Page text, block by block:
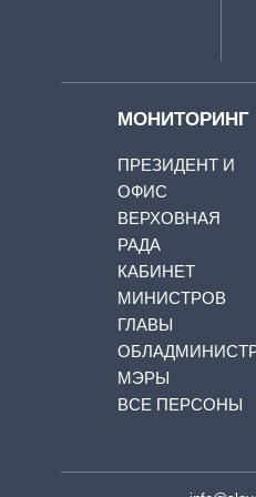
МОНИТОРИНГ
ПРЕЗИДЕНТ И
ОФИС
ВЕРХОВНАЯ
РАДА
КАБИНЕТ
МИНИСТРОВ
ГЛАВЫ
МЭРЫ
ВСЕ ПЕРСОНЫ